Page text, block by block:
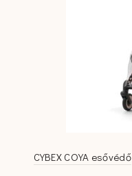
CYBEX COYA esővédő